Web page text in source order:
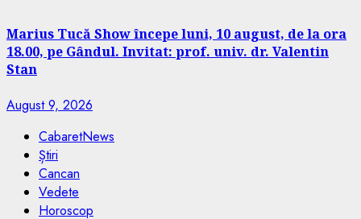
Marius Tucă Show începe luni, 10 august, de la ora
18.00, pe Gândul. Invitat: prof. univ. dr. Valentin
Stan
August 9, 2026
CabaretNews
Știri
Cancan
Vedete
Horoscop